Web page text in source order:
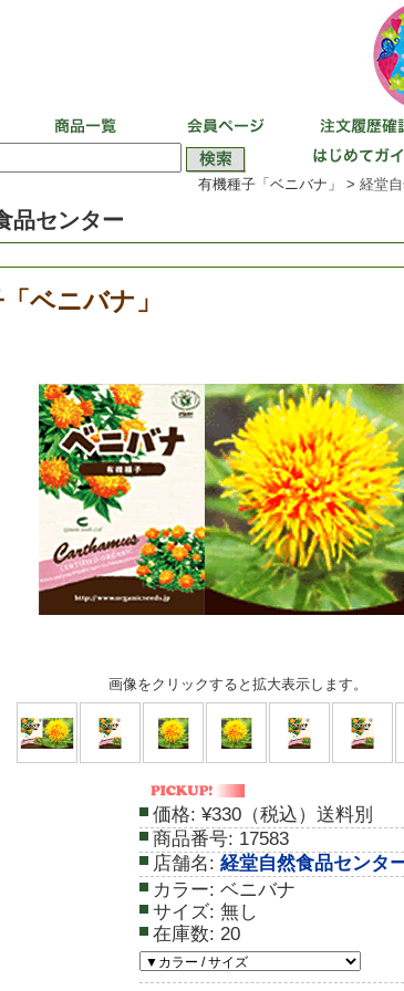
有機種子「ベニバナ」 > 経堂
品センター
ベニバナ」
画像をクリックすると拡大表示します。
価格: ¥330（税込）送料別
商品番号: 17583
店舗名: 経堂自然食品センタ
カラー: ベニバナ
サイズ: 無し
在庫数: 20